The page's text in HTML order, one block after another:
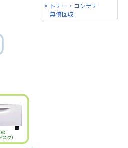
トナー・コンテナ
無償回収